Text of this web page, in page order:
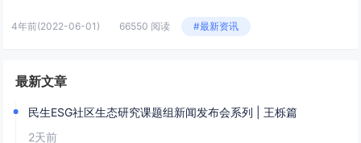
4年前(2022-06-01) 66550 阅读 #最新资讯
最新文章
民生ESG社区生态研究课题组新闻发布会系列 | 王栎篇
2天前